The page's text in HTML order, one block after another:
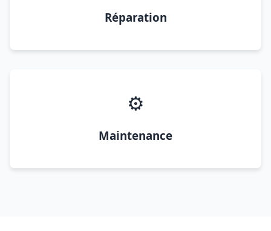
Réparation
⚙️
Maintenance